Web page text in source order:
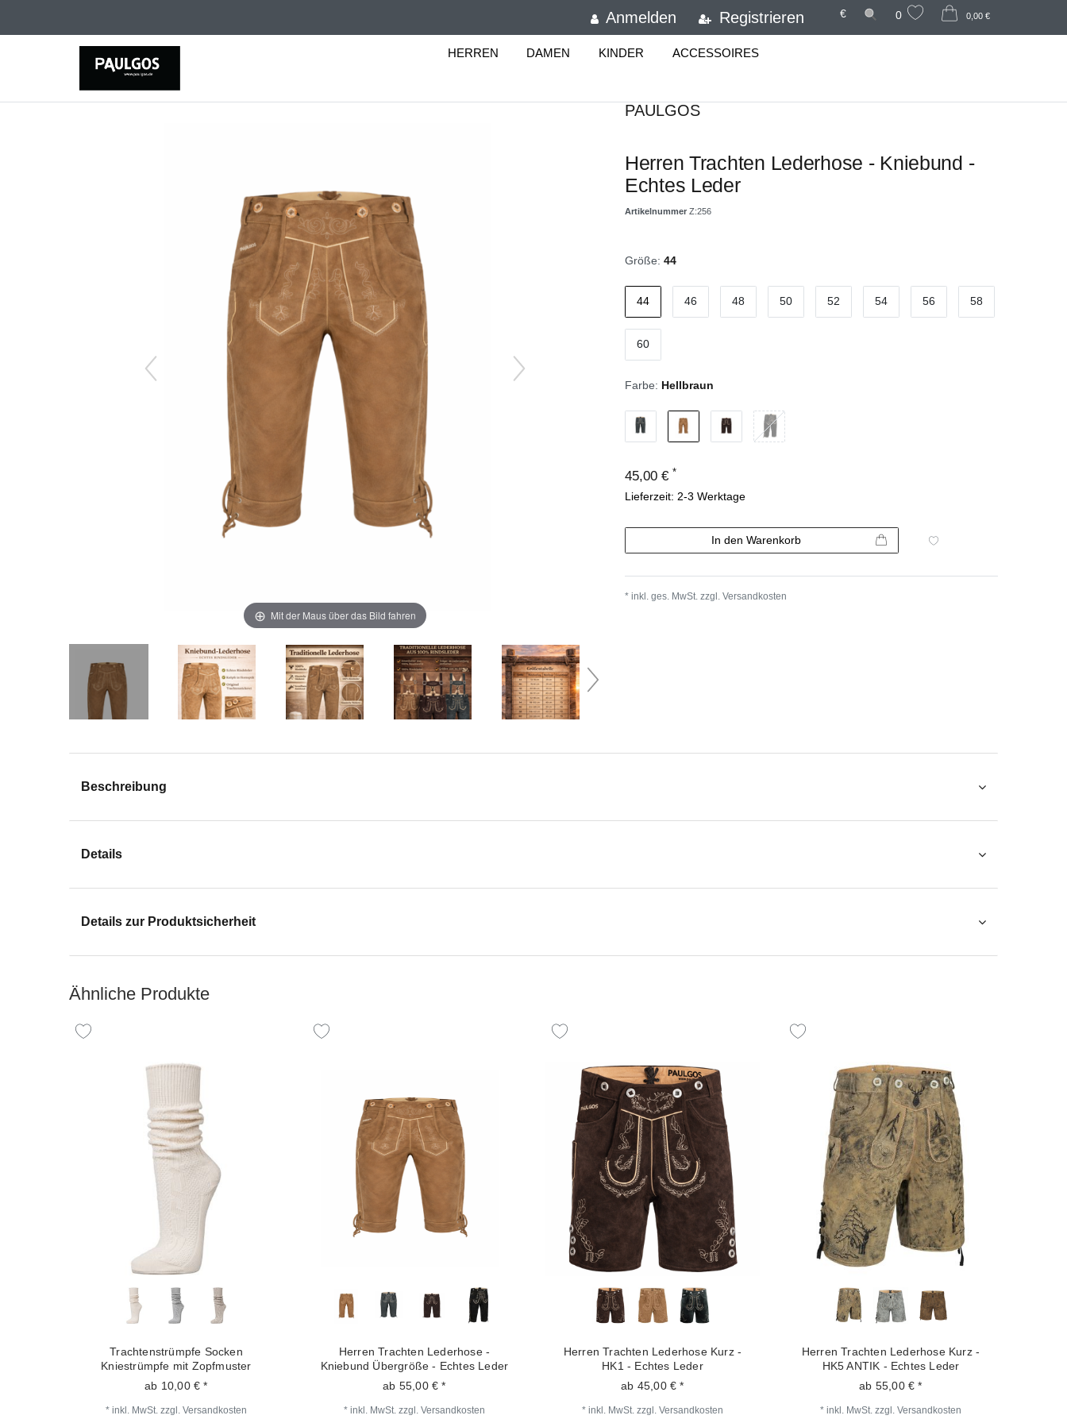
Anmelden Registrieren € 0 0,00 €
HERREN DAMEN KINDER ACCESSOIRES
Mit der Maus über das Bild fahren
PAULGOS
Herren Trachten Lederhose - Kniebund -
Echtes Leder
Artikelnummer Z:256
Größe: 44
44 46 48 50 52 54 56 58
60
Farbe: Hellbraun
45,00 € *
Lieferzeit: 2-3 Werktage
In den Warenkorb
* inkl. ges. MwSt. zzgl. Versandkosten
Beschreibung
Details
Details zur Produktsicherheit
Ähnliche Produkte
Trachtenstrümpfe Socken
Kniestrümpfe mit Zopfmuster
ab 10,00 € *
* inkl. MwSt. zzgl. Versandkosten
Herren Trachten Lederhose -
Kniebund Übergröße - Echtes Leder
ab 55,00 € *
* inkl. MwSt. zzgl. Versandkosten
Herren Trachten Lederhose Kurz -
HK1 - Echtes Leder
ab 45,00 € *
* inkl. MwSt. zzgl. Versandkosten
Herren Trachten Lederhose Kurz -
HK5 ANTIK - Echtes Leder
ab 55,00 € *
* inkl. MwSt. zzgl. Versandkosten